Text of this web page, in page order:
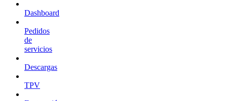
Dashboard
Pedidos
de
servicios
Descargas
TPV